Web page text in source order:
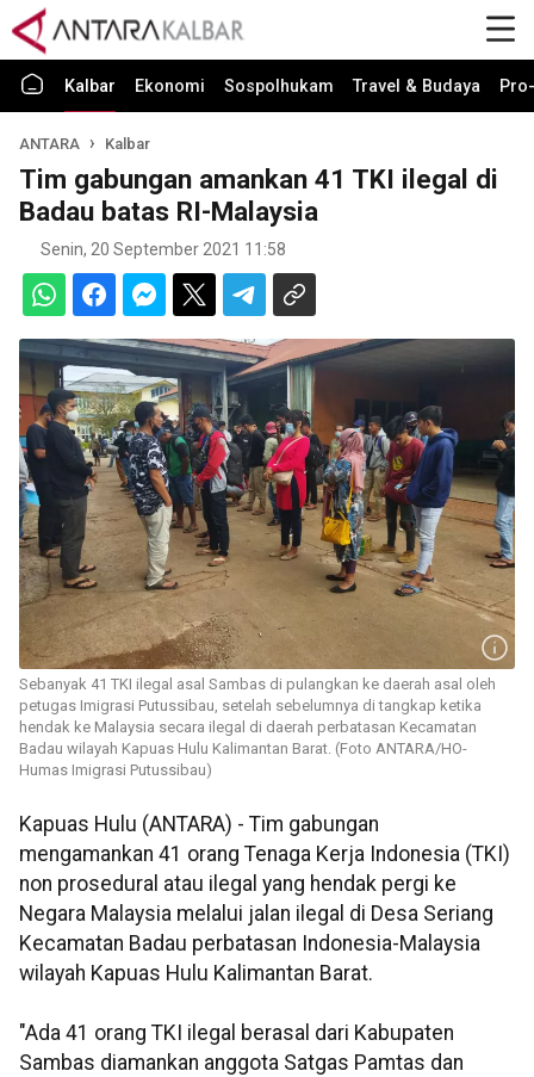
Kalbar Ekonomi Sospolhukam Travel & Budaya
ANTARA Kalbar
Tim gabungan amankan 41 TKI ilegal di
Badau batas RI-Malaysia
Senin, 20 September 2021 11:58
Sebanyak 41 TKI ilegal asal Sambas di pulangkan ke daerah asal oleh
petugas Imigrasi Putussibau, setelah sebelumnya di tangkap ketika
hendak ke Malaysia secara ilegal di daerah perbatasan Kecamatan
Badau wilayah Kapuas Hulu Kalimantan Barat. (Foto ANTARA/HO-
Humas Imigrasi Putussibau)
Kapuas Hulu (ANTARA) - Tim gabungan
mengamankan 41 orang Tenaga Kerja Indonesia (TKI)
non prosedural atau ilegal yang hendak pergi ke
Negara Malaysia melalui jalan ilegal di Desa Seriang
Kecamatan Badau perbatasan Indonesia-Malaysia
wilayah Kapuas Hulu Kalimantan Barat.
"Ada 41 orang TKI ilegal berasal dari Kabupaten
Sambas diamankan anggota Satgas Pamtas dan